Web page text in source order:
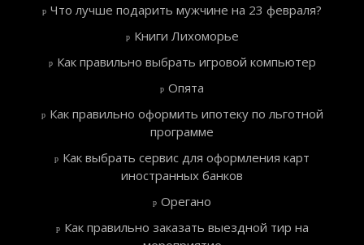
Что лучше подарить мужчине на 23 февраля?
Книги Лихоморье
Как правильно выбрать игровой компьютер
Опята
Как правильно оформить ипотеку по льготной
программе
Как выбрать сервис для оформления карт
иностранных банков
Орегано
Как правильно заказать выездной тир на